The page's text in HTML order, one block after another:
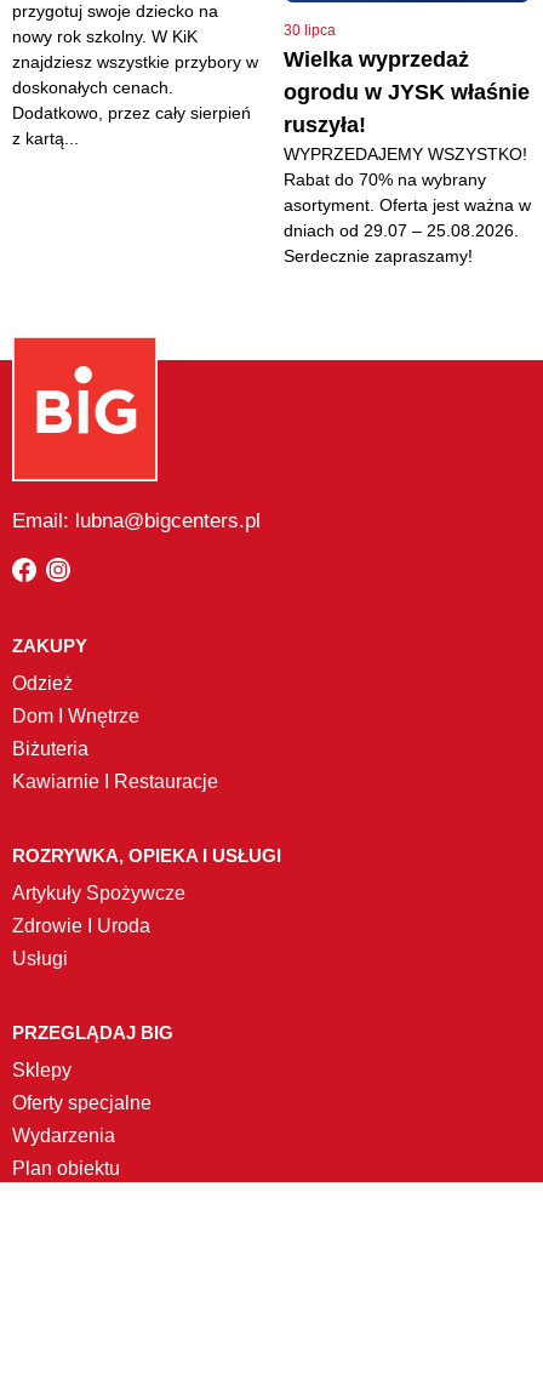
przygotuj swoje dziecko na
nowy rok szkolny. W KiK
znajdziesz wszystkie przybory w
doskonałych cenach.
Dodatkowo, przez cały sierpień
z kartą...
30 lipca
Wielka wyprzedaż
ogrodu w JYSK właśnie
ruszyła!
WYPRZEDAJEMY WSZYSTKO!
Rabat do 70% na wybrany
asortyment. Oferta jest ważna w
dniach od 29.07 – 25.08.2026.
Serdecznie zapraszamy!
Email: lubna@bigcenters.pl
ZAKUPY
Odzież
Dom I Wnętrze
Biżuteria
Kawiarnie I Restauracje
ROZRYWKA, OPIEKA I USŁUGI
Artykuły Spożywcze
Zdrowie I Uroda
Usługi
PRZEGLĄDAJ BIG
Sklepy
Oferty specjalne
Wydarzenia
Plan obiektu